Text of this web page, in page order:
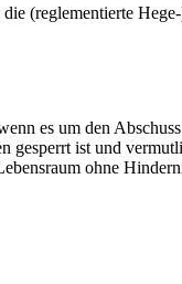
(reglementierte
es um den
ist und
ohne